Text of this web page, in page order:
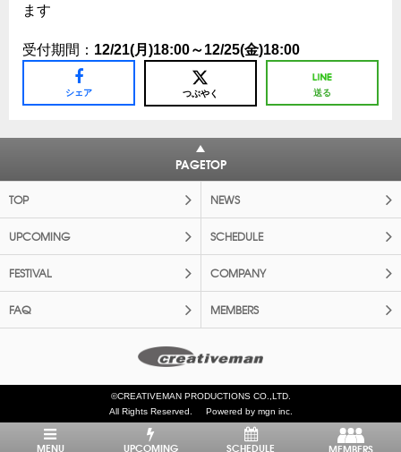
ます
受付期間： 12/21(月)18:00～12/25(金)18:00
シェア つぶやく 送る
PAGETOP
TOP NEWS
UPCOMING SCHEDULE
FESTIVAL COMPANY
FAQ MEMBERS
©CREATIVEMAN PRODUCTIONS CO.,LTD.
All Rights Reserved.
Powered by mgn inc.
MENU UPCOMING SCHEDULE MEMBERS